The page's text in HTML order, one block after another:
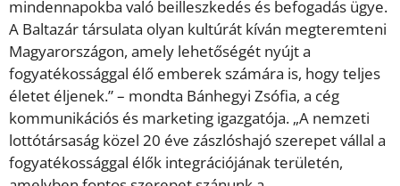
mindennapokba való beilleszkedés és befogadás ügye.
A Baltazár társulata olyan kultúrát kíván megteremteni
Magyarországon, amely lehetőségét nyújt a
fogyatékossággal élő emberek számára is, hogy teljes
életet éljenek.” – mondta Bánhegyi Zsófia, a cég
kommunikációs és marketing igazgatója. „A nemzeti
lottótársaság közel 20 éve zászlóshajó szerepet vállal a
fogyatékossággal élők integrációjának területén,